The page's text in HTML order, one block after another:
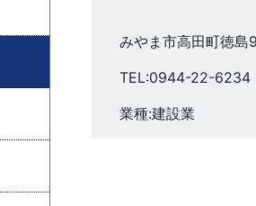
みやま市高田町徳島
TEL:0944-22-6234
業種:建設業